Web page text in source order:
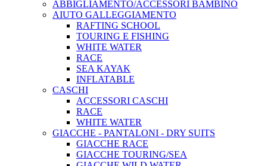
ABBIGLIAMENTO/ACCESSORI BAMBINO
AIUTO GALLEGGIAMENTO
RAFTING SCHOOL
TOURING E FISHING
WHITE WATER
RACE
SEA KAYAK
INFLATABLE
CASCHI
ACCESSORI CASCHI
RACE
WHITE WATER
GIACCHE - PANTALONI - DRY SUITS
GIACCHE RACE
GIACCHE TOURING/SEA